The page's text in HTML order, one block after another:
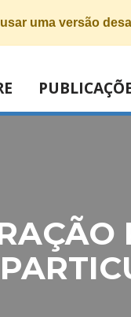
uma versão